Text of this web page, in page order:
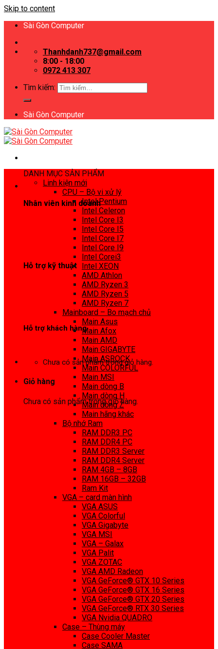
Skip to content
Sài Gòn Computer
Thanhdanh737@gmail.com
8:00 - 18:00
0972 413 307
Tìm kiếm:
Sài Gòn Computer
Nhân viên kinh doanh
Hỗ trợ kỹ thuật
Hỗ trợ khách hàng
Chưa có sản phẩm trong giỏ hàng.
Giỏ hàng
Chưa có sản phẩm trong giỏ hàng.
DANH MỤC SẢN PHẨM
Linh kiện mới
CPU – Bộ vi xử lý
Intel Pentium
Intel Celeron
Intel Core I3
Intel Core I5
Intel Core I7
Intel Core I9
Intel Corei3
Intel XEON
AMD Athlon
AMD Ryzen 3
AMD Ryzen 5
AMD Ryzen 7
Mainboard – Bo mạch chủ
Main Asus
Main Afox
Main AMD
Main GIGABYTE
Main ASROCK
Main COLORFUL
Main MSI
Main dòng B
Main dòng H
Main dòng Z
Main hãng khác
Bộ nhớ Ram
RAM DDR3 PC
RAM DDR4 PC
RAM DDR3 Server
RAM DDR4 Server
RAM 4GB – 8GB
RAM 16GB – 32GB
Ram Kit
VGA – card màn hình
VGA ASUS
VGA Colorful
VGA Gigabyte
VGA MSI
VGA – Galax
VGA Palit
VGA ZOTAC
VGA AMD Radeon
VGA GeForce® GTX 10 Series
VGA GeForce® GTX 16 Series
VGA GeForce® GTX 20 Series
VGA GeForce® RTX 30 Series
VGA Nvidia QUADRO
Case – Thùng máy
Case Cooler Master
Case SAMA